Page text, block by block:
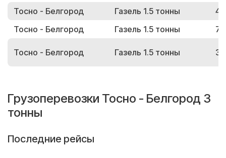
Тосно - Белгород
Газель 1.5 тонны
Тосно - Белгород
Газель 1.5 тонны
Тосно - Белгород Газель 1.5 тонны
Грузоперевозки Тосно - Белгород 3
тонны
Последние рейсы